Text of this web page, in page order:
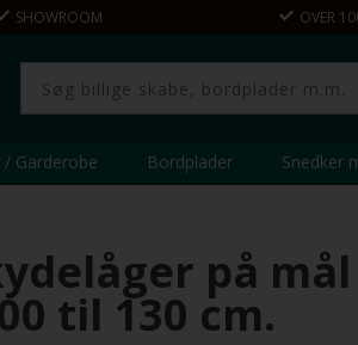
SHOWROOM OVER
/ Garderobe Bordplader Snedker
på
til 130 cm.